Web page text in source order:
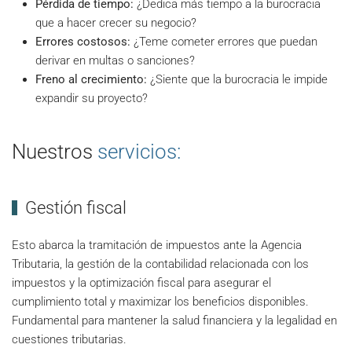
Pérdida de tiempo: ¿Dedica más tiempo a la burocracia
que a hacer crecer su negocio?
Errores costosos: ¿Teme cometer errores que puedan
derivar en multas o sanciones?
Freno al crecimiento: ¿Siente que la burocracia le impide
expandir su proyecto?
Nuestros servicios:
Gestión fiscal
Esto abarca la tramitación de impuestos ante la Agencia
Tributaria, la gestión de la contabilidad relacionada con los
impuestos y la optimización fiscal para asegurar el
cumplimiento total y maximizar los beneficios disponibles.
Fundamental para mantener la salud financiera y la legalidad en
cuestiones tributarias.